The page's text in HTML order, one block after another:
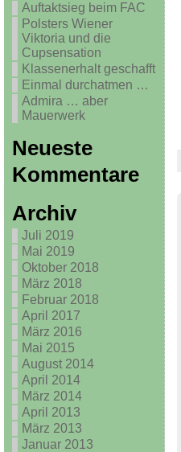
Auftaktsieg beim FAC
Polsters Wiener
Viktoria und die
Cupsensation
Klassenerhalt geschafft
Einmal durchatmen …
Admira … aber
Mauerwerk
Neueste
Kommentare
Archiv
Juli 2019
Mai 2019
Oktober 2018
März 2018
Februar 2018
April 2017
März 2016
Mai 2015
August 2014
April 2014
März 2014
April 2013
März 2013
Januar 2013